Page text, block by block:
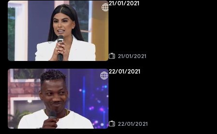
21/01/2021
21/01/2021
22/01/2021
22/01/2021